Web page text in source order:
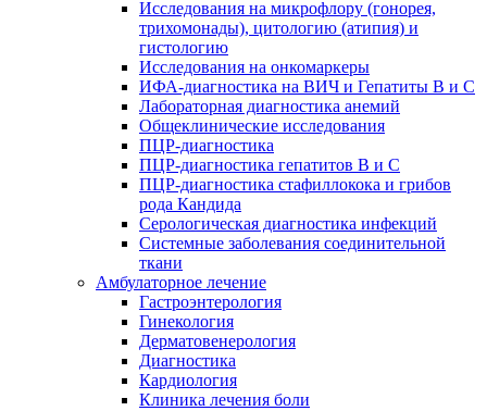
Исследования на микрофлору (гонорея,
трихомонады), цитологию (атипия) и
гистологию
Исследования на онкомаркеры
ИФА-диагностика на ВИЧ и Гепатиты B и C
Лабораторная диагностика анемий
Общеклинические исследования
ПЦР-диагностика
ПЦР-диагностика гепатитов B и C
ПЦР-диагностика стафиллокока и грибов
рода Кандида
Серологическая диагностика инфекций
Системные заболевания соединительной
ткани
Амбулаторное лечение
Гастроэнтерология
Гинекология
Дерматовенерология
Диагностика
Кардиология
Клиника лечения боли